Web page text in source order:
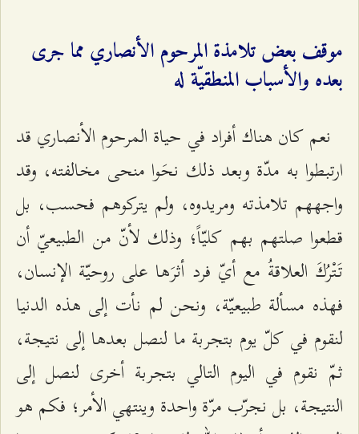
موقف بعض تلامذة المرحوم الأنصاري مما جرى
بعده والأسباب المنطقيّة له
نعم كان هناك أفراد في حياة المرحوم الأنصاري قد
ارتبطوا به مدّة وبعد ذلك نحَوا منحى مخالفته، وقد
واجههم تلامذته ومريدوه، ولم يتركوهم فحسب، بل
قطعوا صلتهم بهم كليّاً؛ وذلك لأنّ من الطبيعيّ أن
تَتْرُكَ العلاقةُ مع أيّ فرد أثرَها على روحيّة الإنسان،
فهذه مسألة طبيعيّة، ونحن لم نأت إلى هذه الدنيا
لنقوم في كلّ يوم بتجربة ما لنصل بعدها إلى نتيجة،
ثمّ نقوم في اليوم التالي بتجربة أخرى لنصل إلى
النتيجة، بل نجرّب مرّة واحدة وينتهي الأمر؛ فكم هو